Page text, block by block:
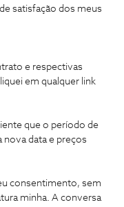
satisfação dos meus
e respectivas
em qualquer link
que o período de
data e preços
consentimento, sem
minha. A conversa